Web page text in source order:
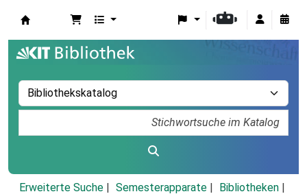
Erweiterte Suche Semesterapparate
Bibliotheken